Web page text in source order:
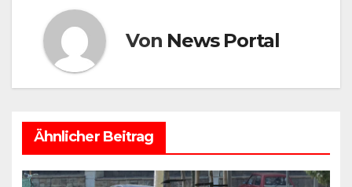
Von News Portal
Ähnlicher Beitrag